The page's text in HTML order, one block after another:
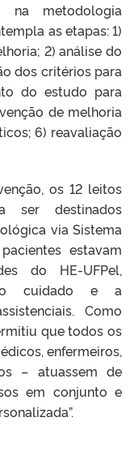
na metodologia
as etapas: 1)
2) análise do
dos critérios para
do estudo para
de melhoria
6) reavaliação
os 12 leitos
ser destinados
via Sistema
estavam
do HE-UFPel,
cuidado e a
Como
que todos os
enfermeiros,
– atuassem de
em conjunto e